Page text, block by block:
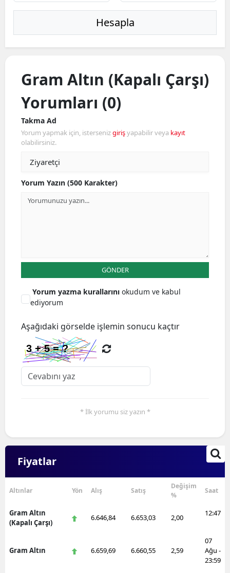
Hesapla
Gram Altın (Kapalı Çarşı)
Yorumları (0)
Takma Ad
Yorum yapmak için, istersenizgirişyapabilir veya kayıt
olabilirsiniz.
Yorum Yazın (500 Karakter)
GÖNDER
Yorum yazma kurallarını okudum ve kabul
ediyorum
Aşağıdaki görselde işlemin sonucu kaçtır
* İlk yorumu siz yazın *
Fiyatlar
Altınlar Yön Alış Satış
Değişim
%
Saat
Gram Altın
(Kapalı Çarşı)
6.646,84 6.653,03 2,00 12:47
Gram Altın 6.659,69 6.660,55 2,59
07
Ağu -
23:59